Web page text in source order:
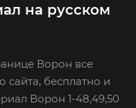
на русском
Ворон все
сайта, бесплатно и
Ворон 1-48,49,50